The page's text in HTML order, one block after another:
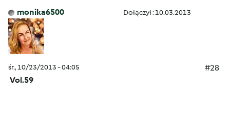
monika6500 Dołączył : 10.03.2013
śr., 10/23/2013 - 04:05
#28
Vol.59